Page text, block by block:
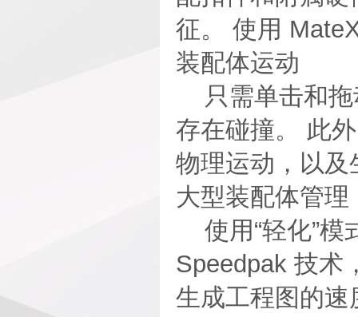
征。 使用
装配体运动
只需单击和拖
存在碰撞。 此
物理运动，以
大型装配体管理
使用“轻化”模
Speedpak 技术
生成工程图的速